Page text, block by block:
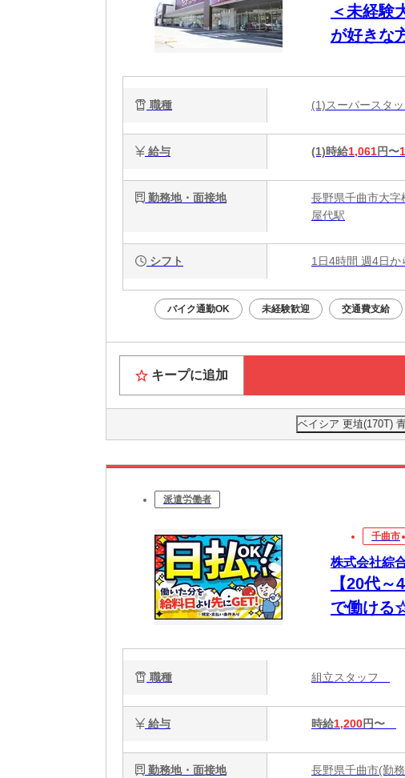
＜未経験
が好きな
職種 (1)スーパースタ
給与 (1)時給1,061円〜
勤務地・面接地
長野県千曲市大字
屋代駅
シフト 1日4時間 週4日か
バイク通勤OK 未経験歓迎 交通費支給
キープに追加
ベイシア 更埴(170T)
派遣労働者
千曲市
株式会社綜
【20代
で働ける
職種 組立スタッフ
給与 時給1,200円〜
勤務地・面接地
長野県千曲市(勤